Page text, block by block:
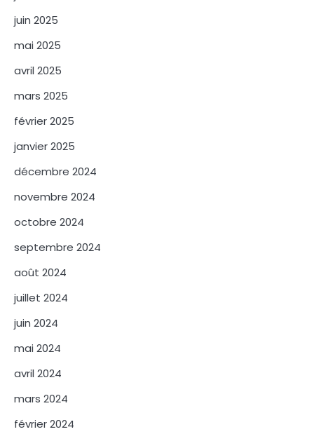
juin 2025
mai 2025
avril 2025
mars 2025
février 2025
janvier 2025
décembre 2024
novembre 2024
octobre 2024
septembre 2024
août 2024
juillet 2024
juin 2024
mai 2024
avril 2024
mars 2024
février 2024